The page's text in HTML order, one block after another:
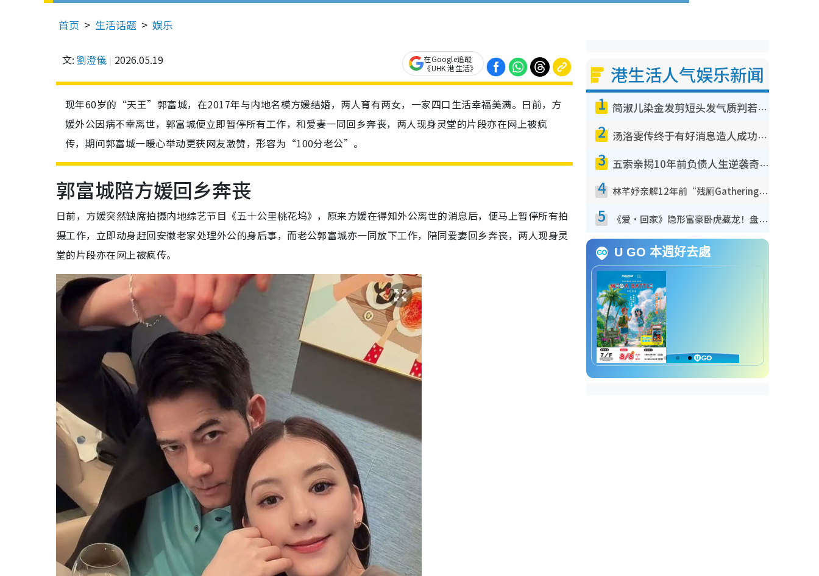
首页 生活话题 娱乐
文: 劉澄儀 2026.05.19
在Google追蹤
《UHK 港生活》
现年60岁的“天王”郭富城，在2017年与内地名模方媛结婚，两人育有两女，一家四口生活幸福美满。日前，方
媛外公因病不幸离世，郭富城便立即暂停所有工作，和爱妻一同回乡奔丧，两人现身灵堂的片段亦在网上被疯
传，期间郭富城一暖心举动更获网友激赞，形容为“100分老公”。
郭富城陪方媛回乡奔丧
日前，方媛突然缺席拍摄内地综艺节目《五十公里桃花坞》，原来方媛在得知外公离世的消息后，便马上暂停所有拍
摄工作，立即动身赶回安徽老家处理外公的身后事，而老公郭富城亦一同放下工作，陪同爱妻回乡奔丧，两人现身灵
堂的片段亦在网上被疯传。
港生活人气娱乐新闻
1 简淑儿染金发剪短头发气质判若两人！吓坏老公麦大力都认不出：“你做什么？”
2 汤洛雯传终于有好消息造人成功！两大细节曝孕味极浓引猜测：大肚婆先会咁！
3 五索亲揭10年前负债人生逆袭奇迹！全靠去一地方转运后即遇上马先生
4 林芊妤亲解12年前“残厕Gathering”真相！高层解约一句话重创尊严，至今拒返TVB
5 《爱·回家》隐形富豪卧虎藏龙！盘点12位财气逼人的有钱艺人：这位美女3亿身家不愁做
U GO 本週好去處